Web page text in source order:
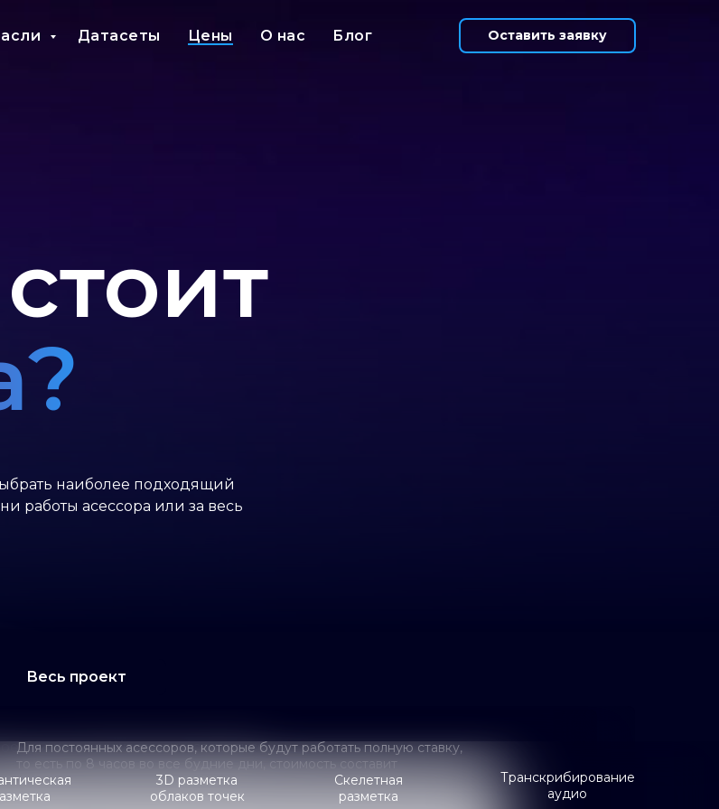
Датасеты Цены О нас Блог Оставить заявку
наиболее подходящий
работы асессора или за весь
и как с вами можно связаться
Весь проект
Для постоянных асессоров, которые будут работать полную ставку,
то есть по 8 часов во все будние дни, стоимость составит
3D разметка
облаков точек
Скелетная
разметка
Транскрибирование
аудио